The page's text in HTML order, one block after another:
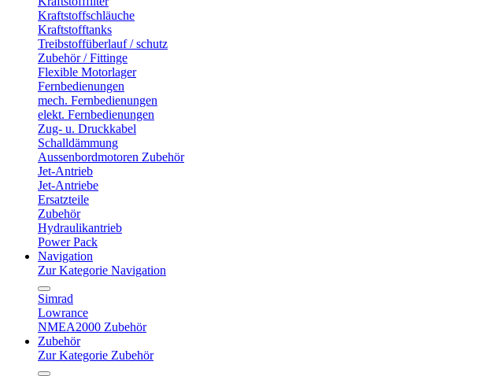
Kraftstoffschläuche
Kraftstofftanks
Treibstoffüberlauf / schutz
Zubehör / Fittinge
Flexible Motorlager
Fernbedienungen
mech. Fernbedienungen
elekt. Fernbedienungen
Zug- u. Druckkabel
Schalldämmung
Aussenbordmotoren Zubehör
Jet-Antrieb
Jet-Antriebe
Ersatzteile
Zubehör
Hydraulikantrieb
Power Pack
Navigation
Zur Kategorie Navigation
Simrad
Lowrance
NMEA2000 Zubehör
Zubehör
Zur Kategorie Zubehör